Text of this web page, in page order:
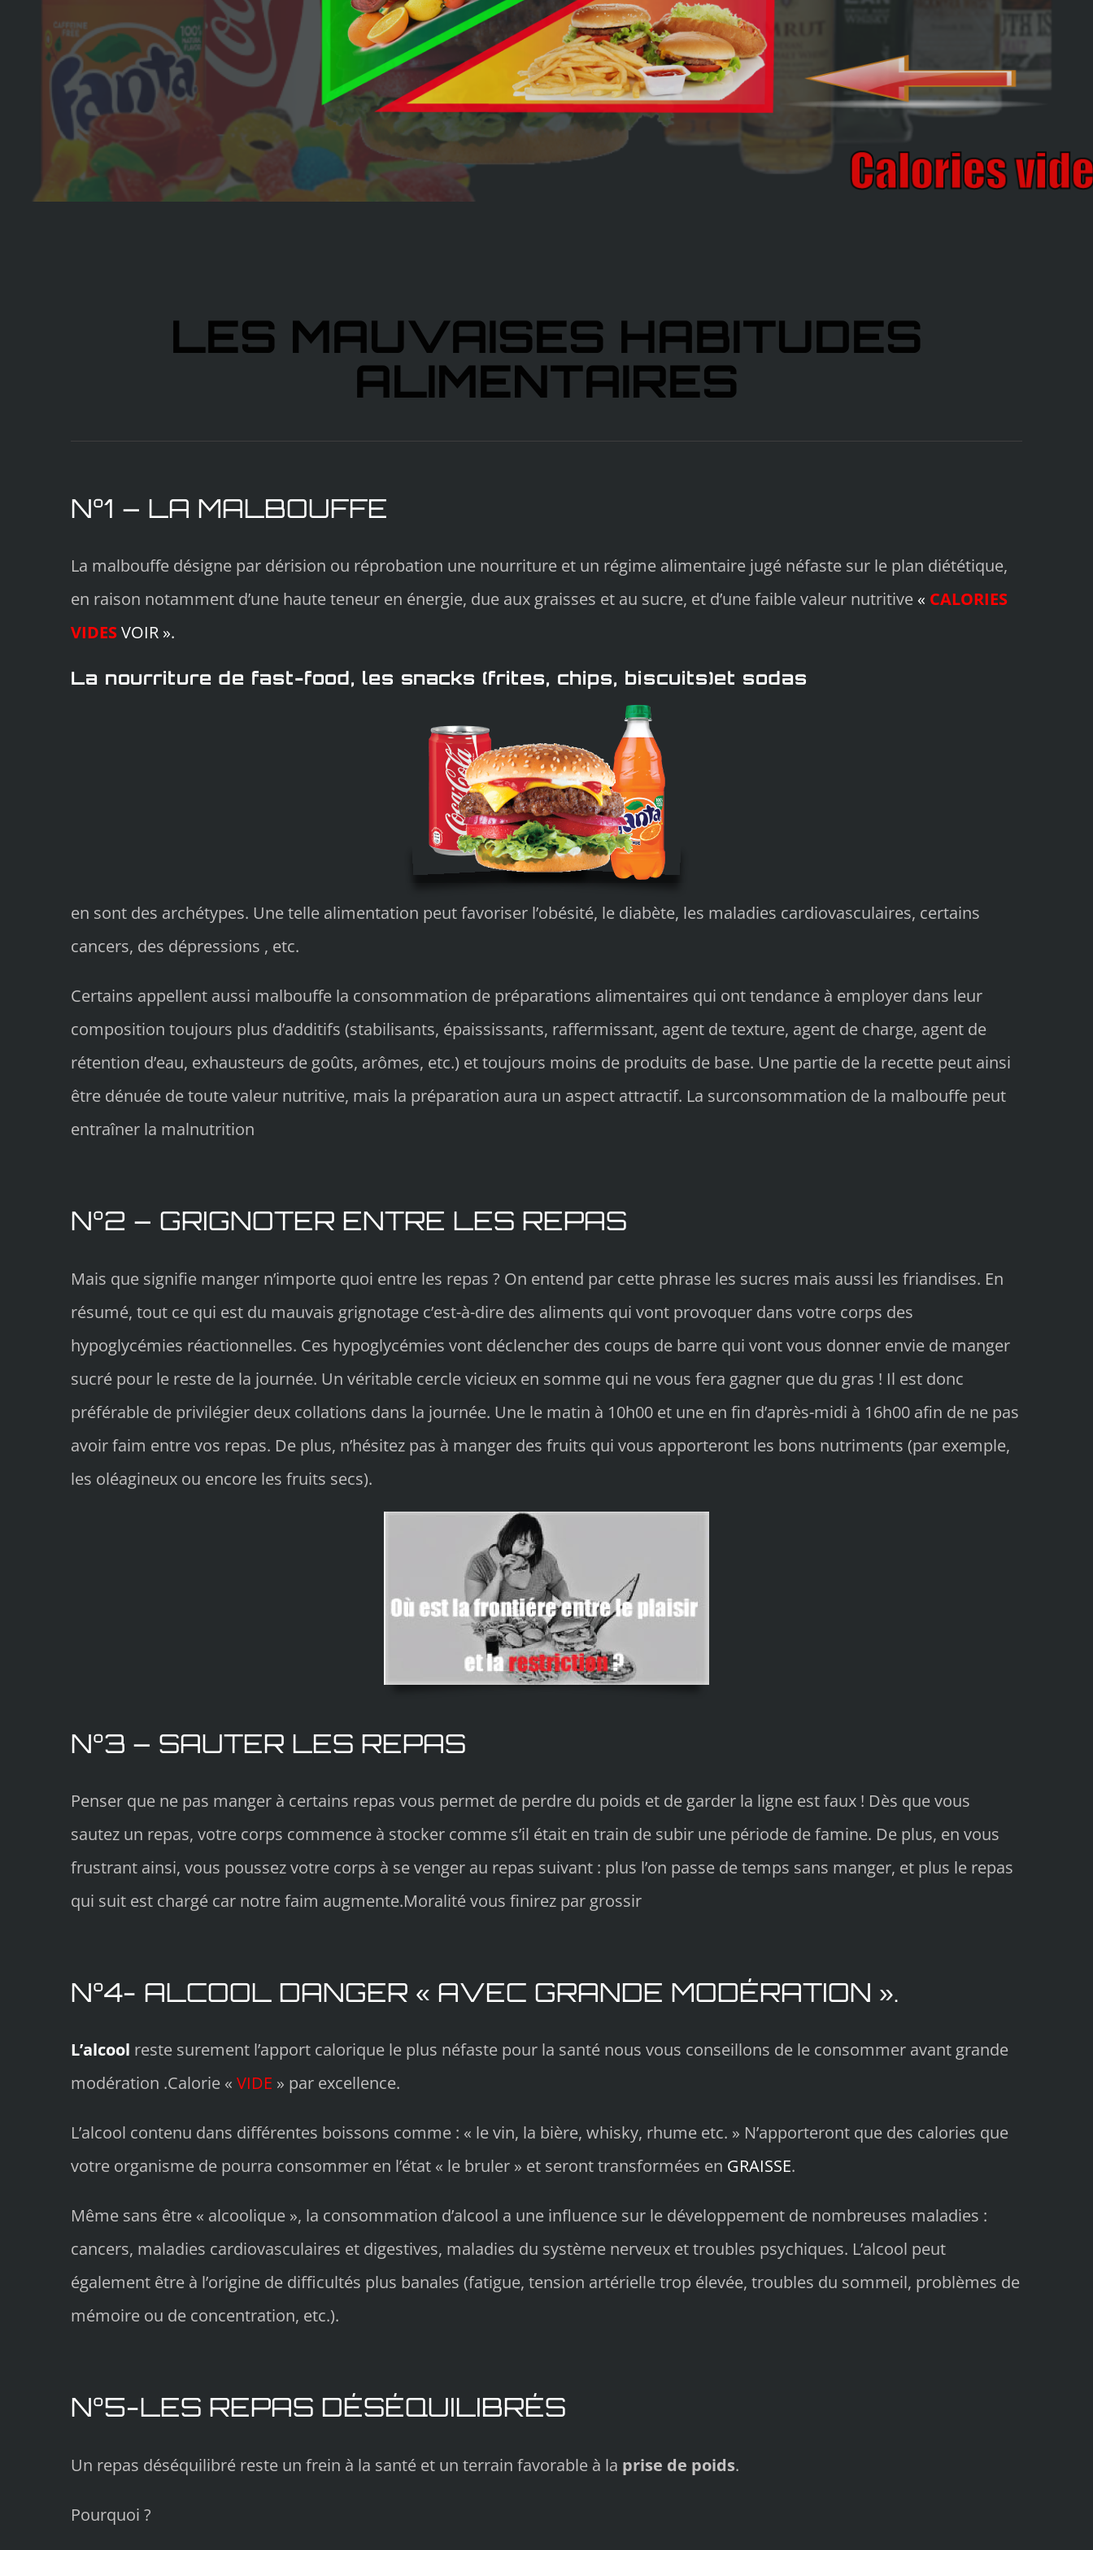
Comprendre et utiliser
LES MAUVAISES HABITUDES
ALIMENTAIRES
N°1 – LA MALBOUFFE
La malbouffe désigne par dérision ou réprobation une nourriture et un régime alimentaire jugé néfaste sur le plan diététique,
en raison notamment d’une haute teneur en énergie, due aux graisses et au sucre, et d’une faible valeur nutritive « CALORIES
VIDESVOIR ».
La nourriture de fast-food, les snacks (frites, chips, biscuits)et sodas
en sont des archétypes. Une telle alimentation peut favoriser l’obésité, le diabète, les maladies cardiovasculaires, certains
cancers, des dépressions , etc.
Certains appellent aussi malbouffe la consommation de préparations alimentaires qui ont tendance à employer dans leur
composition toujours plus d’additifs (stabilisants, épaississants, raffermissant, agent de texture, agent de charge, agent de
rétention d’eau, exhausteurs de goûts, arômes, etc.) et toujours moins de produits de base. Une partie de la recette peut ainsi
être dénuée de toute valeur nutritive, mais la préparation aura un aspect attractif. La surconsommation de la malbouffe peut
entraîner la malnutrition
N°2 – GRIGNOTER ENTRE LES REPAS
Mais que signifie manger n’importe quoi entre les repas ? On entend par cette phrase les sucres mais aussi les friandises. En
résumé, tout ce qui est du mauvais grignotage c’est-à-dire des aliments qui vont provoquer dans votre corps des
hypoglycémies réactionnelles. Ces hypoglycémies vont déclencher des coups de barre qui vont vous donner envie de manger
sucré pour le reste de la journée. Un véritable cercle vicieux en somme qui ne vous fera gagner que du gras ! Il est donc
préférable de privilégier deux collations dans la journée. Une le matin à 10h00 et une en fin d’après-midi à 16h00 afin de ne pas
avoir faim entre vos repas. De plus, n’hésitez pas à manger des fruits qui vous apporteront les bons nutriments (par exemple,
les oléagineux ou encore les fruits secs).
N°3 – SAUTER LES REPAS
Penser que ne pas manger à certains repas vous permet de perdre du poids et de garder la ligne est faux ! Dès que vous
sautez un repas, votre corps commence à stocker comme s’il était en train de subir une période de famine. De plus, en vous
frustrant ainsi, vous poussez votre corps à se venger au repas suivant : plus l’on passe de temps sans manger, et plus le repas
qui suit est chargé car notre faim augmente.Moralité vous finirez par grossir
N°4- ALCOOL DANGER « AVEC GRANDE MODÉRATION ».
L’alcool reste surement l’apport calorique le plus néfaste pour la santé nous vous conseillons de le consommer avant grande
modération .Calorie « VIDE » par excellence.
L’alcool contenu dans différentes boissons comme : « le vin, la bière, whisky, rhume etc. » N’apporteront que des calories que
votre organisme de pourra consommer en l’état « le bruler » et seront transformées en GRAISSE.
Même sans être « alcoolique », la consommation d’alcool a une influence sur le développement de nombreuses maladies :
cancers, maladies cardiovasculaires et digestives, maladies du système nerveux et troubles psychiques. L’alcool peut
également être à l’origine de difficultés plus banales (fatigue, tension artérielle trop élevée, troubles du sommeil, problèmes de
mémoire ou de concentration, etc.).
N°5-LES REPAS DÉSÉQUILIBRÉS
Un repas déséquilibré reste un frein à la santé et un terrain favorable à la prise de poids.
Pourquoi ?